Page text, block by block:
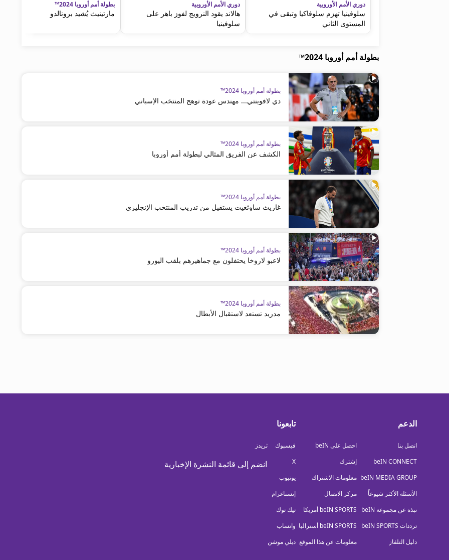
دوري الأمم الأوروبية
سلوفينيا تهزم سلوفاكيا وتبقى في
المستوى الثاني
دوري الأمم الأوروبية
هالاند يقود النرويج لفوز باهر على
سلوفينيا
بطولة أمم أوروبا 2024™
مارتينيث يُشيد برونالدو
بطولة أمم أوروبا 2024™
بطولة أمم أوروبا 2024™
دي لافوينتي... مهندس عودة توهج المنتخب الإسباني
بطولة أمم أوروبا 2024™
الكشف عن الفريق المثالي لبطولة أمم أوروبا
بطولة أمم أوروبا 2024™
غاريث ساوثغيت يستقيل من تدريب المنتخب الإنجليزي
بطولة أمم أوروبا 2024™
لاعبو لاروخا يحتفلون مع جماهيرهم بلقب اليورو
بطولة أمم أوروبا 2024™
مدريد تستعد لاستقبال الأبطال
الدعم
اتصل بنا
beIN CONNECT
beIN MEDIA GROUP
الأسئلة الأكثر شيوعاً
نبذة عن مجموعة beIN
ترددات beIN SPORTS
دليل التلفاز
احصل على beIN
إشترك
معلومات الاشتراك
مركز الاتصال
beIN SPORTS أمريكا
beIN SPORTS أستراليا
معلومات عن هذا الموقع
تابعونا
فيسبوك
X
يوتيوب
إنستاغرام
تيك توك
واتساب
ديلي موشن
ثريدز
انضم إلى قائمة النشرة الإخبارية